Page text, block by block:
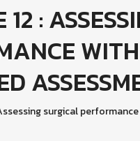
12 :
surgical